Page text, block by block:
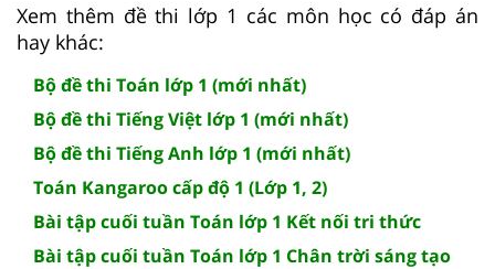
Xem thêm đề thi lớp 1 các môn học có đáp án
hay khác:
Bộ đề thi Toán lớp 1 (mới nhất)
Bộ đề thi Tiếng Việt lớp 1 (mới nhất)
Bộ đề thi Tiếng Anh lớp 1 (mới nhất)
Toán Kangaroo cấp độ 1 (Lớp 1, 2)
Bài tập cuối tuần Toán lớp 1 Kết nối tri thức
Bài tập cuối tuần Toán lớp 1 Chân trời sáng tạo